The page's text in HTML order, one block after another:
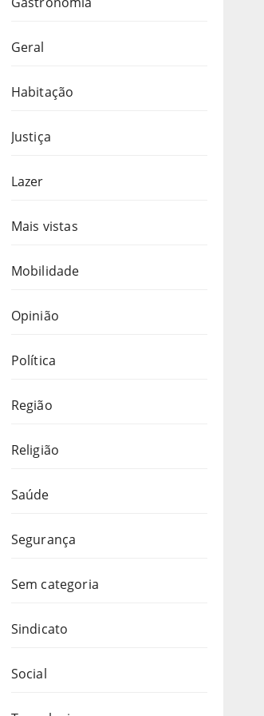
Geral
Habitação
Justiça
Lazer
Mais vistas
Mobilidade
Opinião
Política
Região
Religião
Saúde
Segurança
Sem categoria
Sindicato
Social